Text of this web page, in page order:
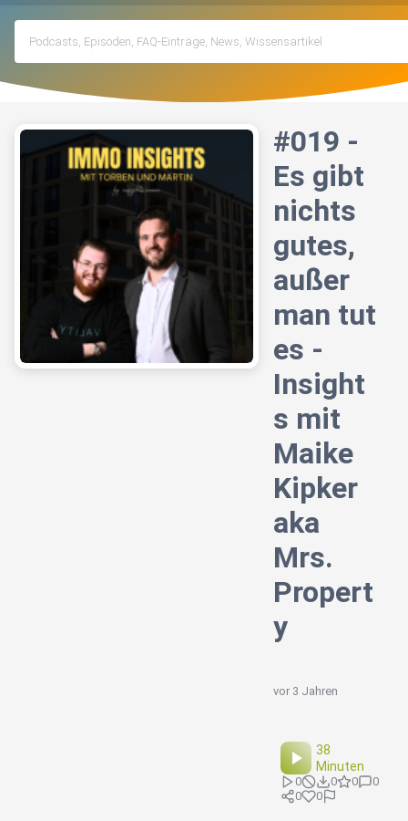
#019 -
Es gibt
nichts
gutes,
außer
man tut
es -
Insight
s mit
Maike
Kipker
aka
Mrs.
Propert
y
vor 3 Jahren
38
Minuten
0 0 0
0
0
0